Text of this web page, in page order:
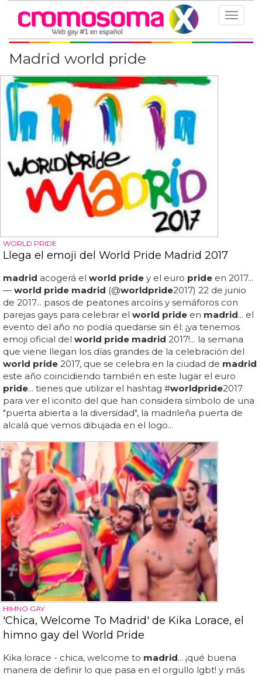
Toggle
Madrid world pride
WORLD PRIDE
Llega el emoji del World Pride Madrid 2017
madrid acogerá el world pride y el euro pride en 2017...
— world pride madrid (@worldpride2017) 22 de junio
de 2017... pasos de peatones arcoíris y semáforos con
parejas gays para celebrar el world pride en madrid... el
evento del año no podía quedarse sin él: ¡ya tenemos
emoji oficial del world pride madrid 2017!... la semana
que viene llegan los días grandes de la celebración del
world pride 2017, que se celebra en la ciudad de madrid
este año coincidiendo también en este lugar el euro
pride... tienes que utilizar el hashtag #worldpride2017
para ver el iconito del que han considera símbolo de una
"puerta abierta a la diversidad", la madrileña puerta de
alcalá que vemos dibujada en el logo...
HIMNO GAY
'Chica, Welcome To Madrid' de Kika Lorace, el
himno gay del World Pride
Kika lorace - chica, welcome to madrid... ¡qué buena
manera de definir lo que pasa en el orgullo lgbt! y más